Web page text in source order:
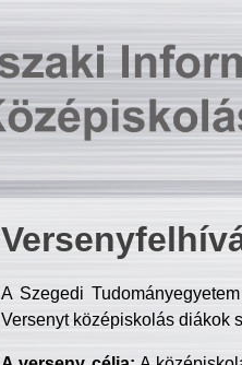
A Szegedi
Versenyt középiskolás diákok